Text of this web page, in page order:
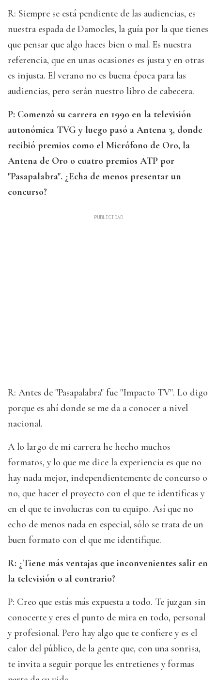
R: Siempre se está pendiente de las audiencias, es
nuestra espada de Damocles, la guía por la que tienes
que pensar que algo haces bien o mal. Es nuestra
referencia, que en unas ocasiones es justa y en otras
es injusta. El verano no es buena época para las
audiencias, pero serán nuestro libro de cabecera.
P: Comenzó su carrera en 1990 en la televisión
autonómica TVG y luego pasó a Antena 3, donde
recibió premios como el Micrófono de Oro, la
Antena de Oro o cuatro premios ATP por
"Pasapalabra". ¿Echa de menos presentar un
concurso?
R: Antes de "Pasapalabra" fue "Impacto TV". Lo digo
porque es ahí donde se me da a conocer a nivel
nacional.
A lo largo de mi carrera he hecho muchos
formatos, y lo que me dice la experiencia es que no
hay nada mejor, independientemente de concurso o
no, que hacer el proyecto con el que te identificas y
en el que te involucras con tu equipo. Así que no
echo de menos nada en especial, sólo se trata de un
buen formato con el que me identifique.
R: ¿Tiene más ventajas que inconvenientes salir en
la televisión o al contrario?
P: Creo que estás más expuesta a todo. Te juzgan sin
conocerte y eres el punto de mira en todo, personal
y profesional. Pero hay algo que te confiere y es el
calor del público, de la gente que, con una sonrisa,
te invita a seguir porque les entretienes y formas